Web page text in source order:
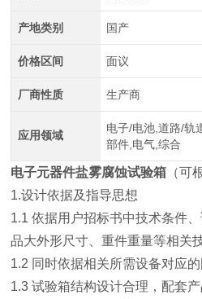
产地类别 国产
价格区间 面议
厂商性质 生产商
应用领域
电子/电池,道路/轨
部件,电气,综合
电子元器件盐雾腐蚀试验箱 （可
1.设计依据及指导思想
1.1 依据用户招标书中技术条件
品大外形尺寸、重件重量等相关
1.2 同时依据相关所需设备对应的
1.3 试验箱结构设计合理，配套